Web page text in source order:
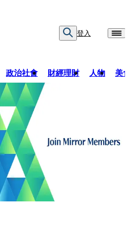
登入
政治社會 財經理財 人物 美